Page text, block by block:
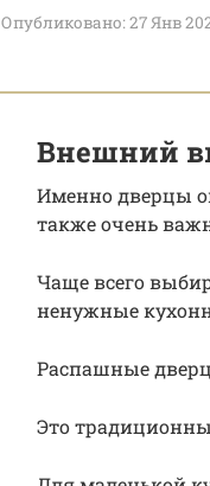
Опубликовано:27 Янв
Внешний
Именно дверцы
также очень
Чаще всего
ненужные
Распашные
Это